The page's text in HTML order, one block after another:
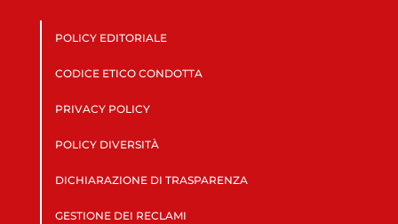
POLICY EDITORIALE
CODICE ETICO CONDOTTA
PRIVACY POLICY
POLICY DIVERSITÀ
DICHIARAZIONE DI TRASPARENZA
GESTIONE DEI RECLAMI